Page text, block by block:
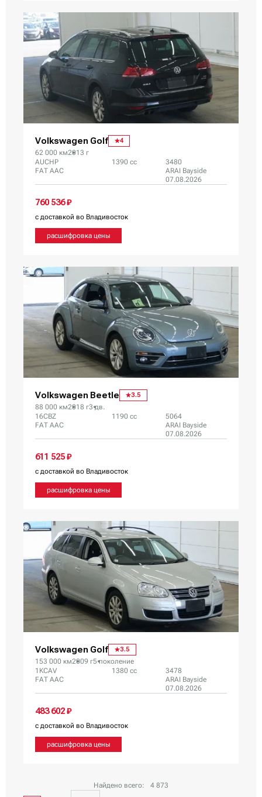
Volkswagen Golf 4
62 000 км2013 г
AUCHP
FAT AAC
1390 сс
3480
ARAI Bayside
07.08.2026
760 536 ₽
с доставкой во Владивосток
расшифровка цены
Volkswagen Beetle 3.5
88 000 км2018 г3 дв.
16CBZ
FAT AAC
1190 сс
5064
ARAI Bayside
07.08.2026
611 525 ₽
с доставкой во Владивосток
расшифровка цены
Volkswagen Golf 3.5
153 000 км2009 г5 поколение
1KCAV
FAT AAC
1380 сс
3478
ARAI Bayside
07.08.2026
483 602 ₽
с доставкой во Владивосток
расшифровка цены
Найдено всего: 4 873